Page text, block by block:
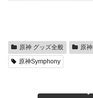
原神 グッズ全般 原神
原神Symphony